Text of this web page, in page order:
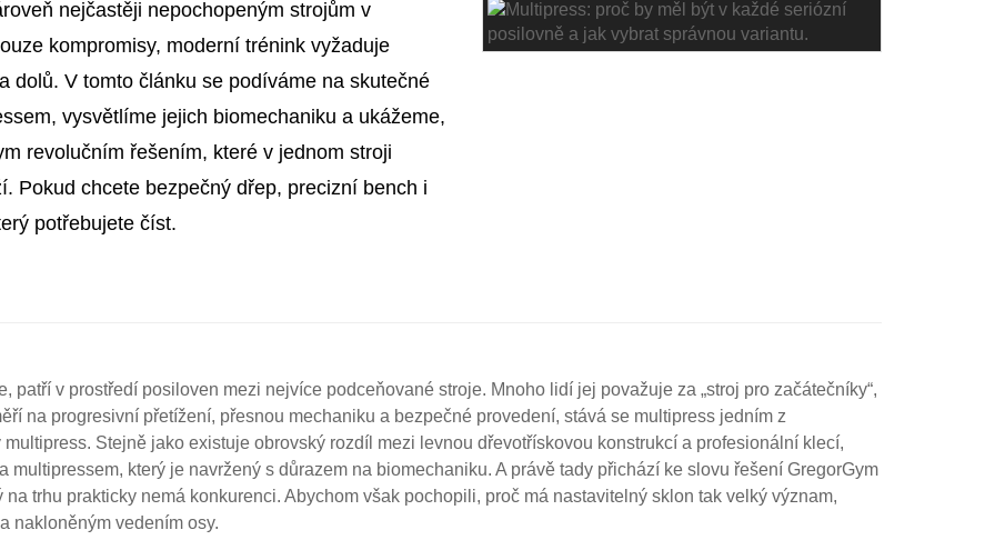
nejčastěji nepochopeným strojům v
kompromisy, moderní trénink vyžaduje
dolů. V tomto článku se podíváme na skutečné
vysvětlíme jejich biomechaniku a ukážeme,
revolučním řešením, které v jednom stroji
Pokud chcete bezpečný dřep, precizní bench i
potřebujete číst.
patří v prostředí posiloven mezi nejvíce podceňované stroje. Mnoho lidí jej považuje za „stroj pro začátečníky“,
na progresivní přetížení, přesnou mechaniku a bezpečné provedení, stává se multipress jedním z
Stejně jako existuje obrovský rozdíl mezi levnou dřevotřískovou konstrukcí a profesionální klecí,
který je navržený s důrazem na biomechaniku. A právě tady přichází ke slovu řešení GregorGym
trhu prakticky nemá konkurenci. Abychom však pochopili, proč má nastavitelný sklon tak velký význam,
nakloněným vedením osy.